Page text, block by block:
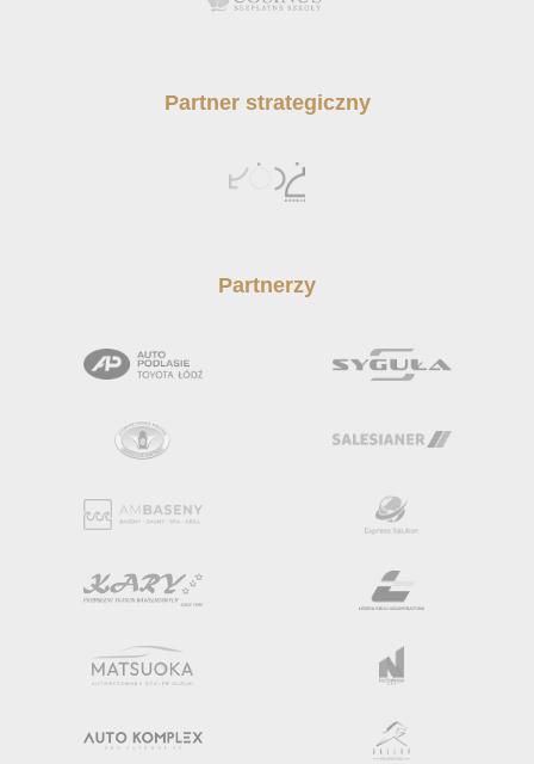
Partner strategiczny
Partnerzy